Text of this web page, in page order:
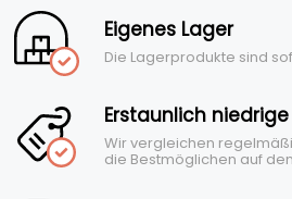
Eigenes Lager
Die Lagerprodukte sind
Erstaunlich niedrige
Wir vergleichen
die Bestmöglichen auf